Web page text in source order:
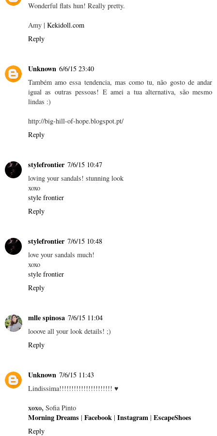
Wonderful flats hun! Really pretty.
Amy | Kekidoll.com
Reply
Unknown 6/6/15 23:40
Também amo essa tendencia, mas como tu, não gosto de andar
igual as outras pessoas! E amei a tua alternativa, são mesmo
lindas :)
http://big-hill-of-hope.blogspot.pt/
Reply
stylefrontier 7/6/15 10:47
loving your sandals! stunning look
xoxo
style frontier
Reply
stylefrontier 7/6/15 10:48
love your sandals much!
xoxo
style frontier
Reply
mlle spinosa 7/6/15 11:04
looove all your look details! ;)
Reply
Unknown 7/6/15 11:43
Lindissima!!!!!!!!!!!!!!!!!!!!!! ♥
xoxo, Sofia Pinto
Morning Dreams | Facebook | Instagram | EscapeShoes
Reply